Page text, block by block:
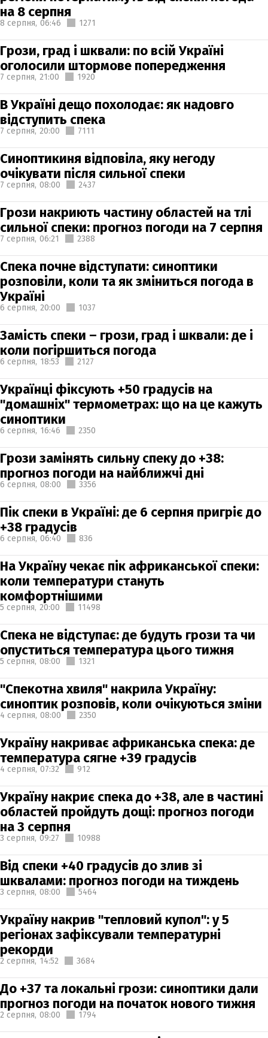
на 8 серпня
8 серпня, 06:46 1271
Грози, град і шквали: по всій Україні
оголосили штормове попередження
7 серпня, 21:00 1920
В Україні дещо похолодає: як надовго
відступить спека
7 серпня, 20:00 7111
Синоптикиня відповіла, яку негоду
очікувати після сильної спеки
7 серпня, 08:00 2437
Грози накриють частину областей на тлі
сильної спеки: прогноз погоди на 7 серпня
7 серпня, 06:21 2388
Спека почне відступати: синоптики
розповіли, коли та як зміниться погода в
Україні
6 серпня, 20:00 1037
Замість спеки – грози, град і шквали: де і
коли погіршиться погода
6 серпня, 18:53 2127
Українці фіксують +50 градусів на
"домашніх" термометрах: що на це кажуть
синоптики
6 серпня, 16:46 2350
Грози замінять сильну спеку до +38:
прогноз погоди на найближчі дні
6 серпня, 08:00 3356
Пік спеки в Україні: де 6 серпня пригріє до
+38 градусів
6 серпня, 06:40 836
На Україну чекає пік африканської спеки:
коли температури стануть
комфортнішими
5 серпня, 20:00 11498
Спека не відступає: де будуть грози та чи
опуститься температура цього тижня
5 серпня, 08:00 1321
"Спекотна хвиля" накрила Україну:
синоптик розповів, коли очікуються зміни
4 серпня, 08:00 2350
Україну накриває африканська спека: де
температура сягне +39 градусів
4 серпня, 07:32 912
Україну накриє спека до +38, але в частині
областей пройдуть дощі: прогноз погоди
на 3 серпня
3 серпня, 09:27 10988
Від спеки +40 градусів до злив зі
шквалами: прогноз погоди на тиждень
3 серпня, 08:00 5464
Україну накрив "тепловий купол": у 5
регіонах зафіксували температурні
рекорди
2 серпня, 14:52 3684
До +37 та локальні грози: синоптики дали
прогноз погоди на початок нового тижня
2 серпня, 08:00 1794